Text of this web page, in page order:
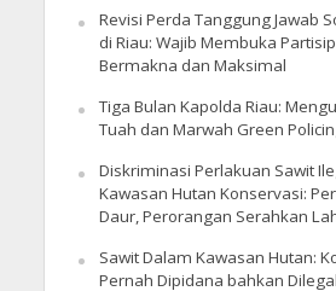
Revisi Perda Tanggung Jawab
di Riau: Wajib Membuka
Bermakna dan Maksimal
Tiga Bulan Kapolda Riau:
Tuah dan Marwah Green
Diskriminasi Perlakuan Sawit
Kawasan Hutan Konservasi:
Daur, Perorangan Serahkan
Sawit Dalam Kawasan Hutan:
Pernah Dipidana bahkan